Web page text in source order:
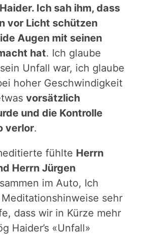
Ich sah ihm, dass
vor Licht schützen
Augen mit seinen
hat. Ich glaube
Unfall war, ich glaube
hoher Geschwindigkeit
vorsätzlich
und die Kontrolle
verlor.
fühlte Herrn
Herrn Jürgen
im Auto, Ich
sehr
dass wir in Kürze mehr
Haider’s «Unfall»